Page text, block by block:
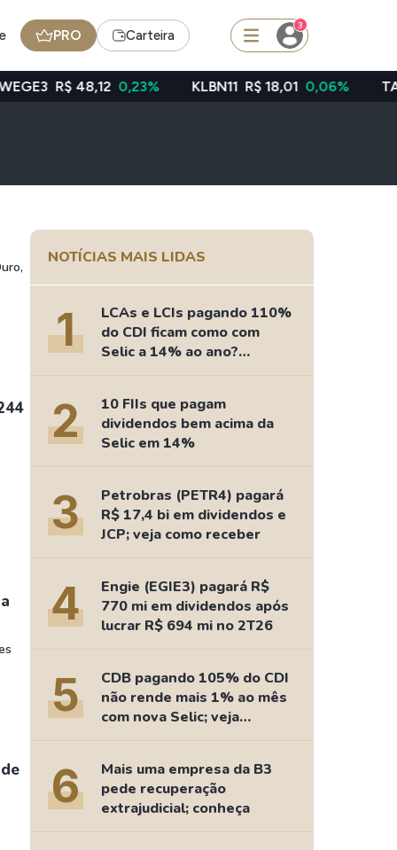
PRO Carteira
3
- BNB
Ideias
Agenda de Dividendos
Radar do Dividendo Inteligente
Carteiras Recomendadas
Comparador de Ativos
As Ações Mais Buscadas
Guia do Iniciante
0,23% KLBN11 R$ 18,01 0,06% TAEE11 R$
NOTÍCIAS MAIS LIDAS
1
LCAs e LCIs pagando 110%
do CDI ficam como com
Selic a 14% ao ano?
Fizemos as contas
2
10 FIIs que pagam
dividendos bem acima da
Selic em 14%
3
Petrobras (PETR4) pagará
R$ 17,4 bi em dividendos e
JCP; veja como receber
4
Engie (EGIE3) pagará R$
770 mi em dividendos após
lucrar R$ 694 mi no 2T26
5
CDB pagando 105% do CDI
não rende mais 1% ao mês
com nova Selic; veja
retorno
6
Mais uma empresa da B3
pede recuperação
extrajudicial; conheça